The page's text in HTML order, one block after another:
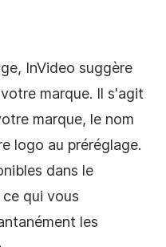
InVideo suggère
marque. Il s'agit
marque, le nom
logo au préréglage.
dans le
qui vous
les